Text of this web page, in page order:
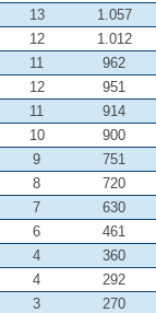
13
1.057
12
1.012
11
962
12
951
11
914
10
900
9
751
8
720
7
630
6
461
4
360
4
292
3
270